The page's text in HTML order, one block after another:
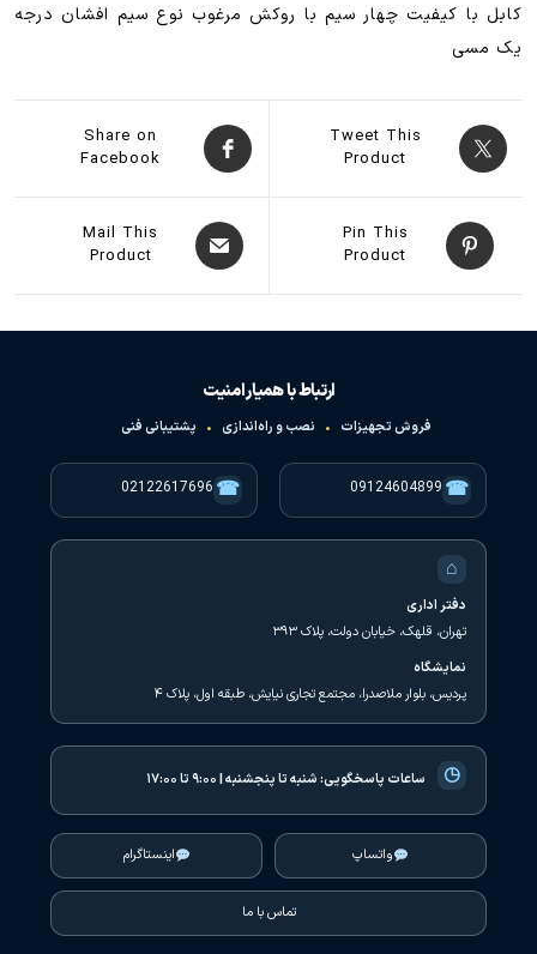
کابل با کیفیت چهار سیم با روکش مرغوب نوع سیم افشان درجه
یک مسی
Tweet This
Product
Share on
Facebook
Pin This
Product
Mail This
Product
ارتباط با همیار امنیت
فروش تجهیزات • نصب و راه‌اندازی • پشتیبانی فنی
☎
09124604899
☎
02122617696
⌂
دفتر اداری
تهران، قلهک، خیابان دولت، پلاک ۳۹۳
نمایشگاه
پردیس، بلوار ملاصدرا، مجتمع تجاری نیایش، طبقه اول، پلاک ۴
◷ ساعات پاسخگویی:شنبه تا پنجشنبه | ۹:۰۰ تا ۱۷:۰۰
واتساپ اینستاگرام
تماس با ما